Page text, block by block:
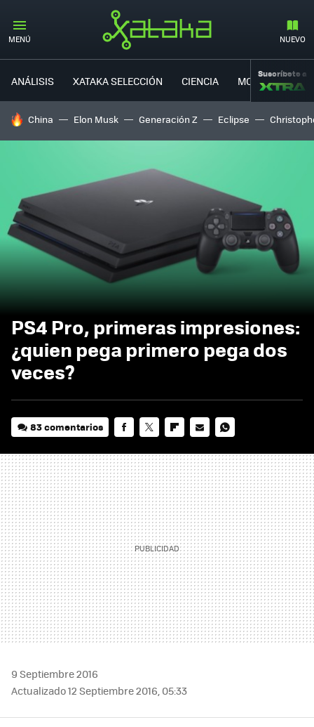
MENÚ NUEVO
ANÁLISIS XATAKA SELECCIÓN CIENCIA MOVILIDAD
Suscríbete a
HOY SE HABLA DE
China Elon Musk Generación Z Eclipse
PS4 Pro, primeras impresiones:
¿quien pega primero pega dos
veces?
83 comentarios
MAIL
9 Septiembre 2016
Actualizado 12 Septiembre 2016, 05:33